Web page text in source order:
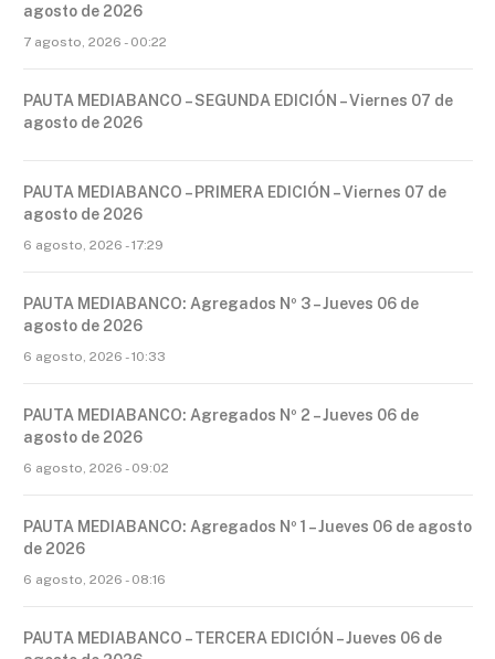
agosto de 2026
7 agosto, 2026 - 00:22
PAUTA MEDIABANCO – SEGUNDA EDICIÓN – Viernes 07 de
agosto de 2026
PAUTA MEDIABANCO – PRIMERA EDICIÓN – Viernes 07 de
agosto de 2026
6 agosto, 2026 - 17:29
PAUTA MEDIABANCO: Agregados Nº 3 – Jueves 06 de
agosto de 2026
6 agosto, 2026 - 10:33
PAUTA MEDIABANCO: Agregados Nº 2 – Jueves 06 de
agosto de 2026
6 agosto, 2026 - 09:02
PAUTA MEDIABANCO: Agregados Nº 1 – Jueves 06 de agosto
de 2026
6 agosto, 2026 - 08:16
PAUTA MEDIABANCO – TERCERA EDICIÓN – Jueves 06 de